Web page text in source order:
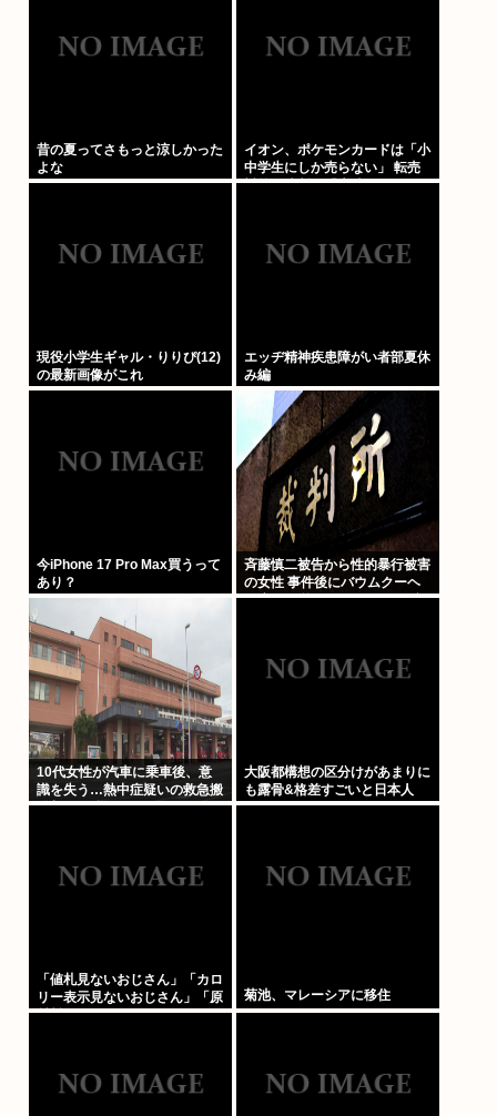
昔の夏ってさもっと涼しかった
よな
イオン、ポケモンカードは「小
中学生にしか売らない」 転売
対策の決断が「素晴らしい」
現役小学生ギャル・りりぴ(12)
の最新画像がこれ
エッヂ精神疾患障がい者部夏休
み編
今iPhone 17 Pro Max買うって
あり？
斉藤慎二被告から性的暴行被害
の女性 事件後にバウムクーヘ
ン店を経営やTikTokでライブ配
10代女性が汽車に乗車後、意
識を失う…熱中症疑いの救急搬
送相次ぐ 鳥取
大阪都構想の区分けがあまりに
も露骨&格差すごいと日本人
「値札見ないおじさん」「カロ
リー表示見ないおじさん」「原
材料見ないおじさん」まさかお
菊池、マレーシアに移住